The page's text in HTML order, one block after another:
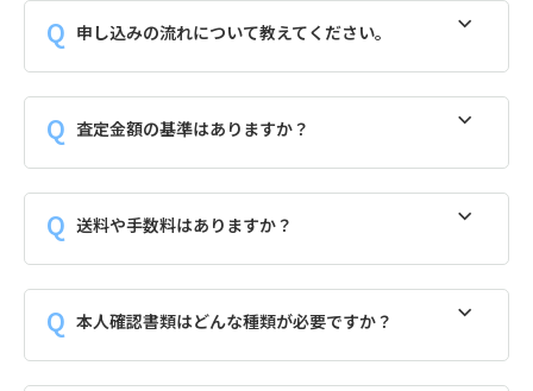
申し込みの流れについて教えてください。
査定金額の基準はありますか？
送料や手数料はありますか？
本人確認書類はどんな種類が必要ですか？